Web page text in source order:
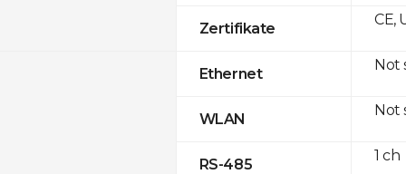
Zertifikate
Ethernet
WLAN
RS-485
CE,
Not
Not
1 ch